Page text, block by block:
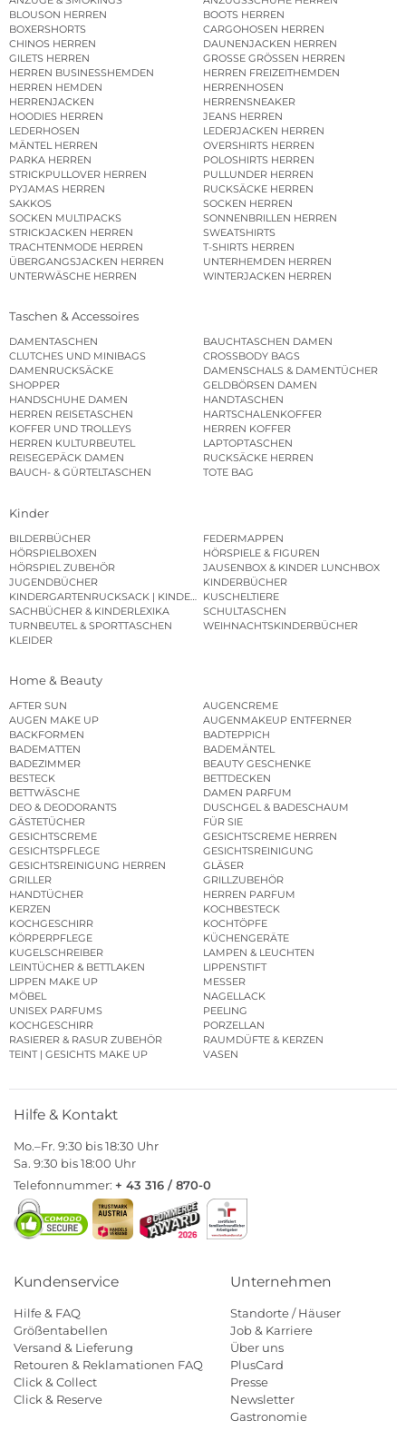
BLOUSON HERREN
BOOTS HERREN
BOXERSHORTS
CARGOHOSEN HERREN
CHINOS HERREN
DAUNENJACKEN HERREN
GILETS HERREN
GROSSE GRÖSSEN HERREN
HERREN BUSINESSHEMDEN
HERREN FREIZEITHEMDEN
HERREN HEMDEN
HERRENHOSEN
HERRENJACKEN
HERRENSNEAKER
HOODIES HERREN
JEANS HERREN
LEDERHOSEN
LEDERJACKEN HERREN
MÄNTEL HERREN
OVERSHIRTS HERREN
PARKA HERREN
POLOSHIRTS HERREN
STRICKPULLOVER HERREN
PULLUNDER HERREN
PYJAMAS HERREN
RUCKSÄCKE HERREN
SAKKOS
SOCKEN HERREN
SOCKEN MULTIPACKS
SONNENBRILLEN HERREN
STRICKJACKEN HERREN
SWEATSHIRTS
TRACHTENMODE HERREN
T-SHIRTS HERREN
ÜBERGANGSJACKEN HERREN
UNTERHEMDEN HERREN
UNTERWÄSCHE HERREN
WINTERJACKEN HERREN
Taschen & Accessoires
DAMENTASCHEN
BAUCHTASCHEN DAMEN
CLUTCHES UND MINIBAGS
CROSSBODY BAGS
DAMENRUCKSÄCKE
DAMENSCHALS & DAMENTÜCHER
SHOPPER
GELDBÖRSEN DAMEN
HANDSCHUHE DAMEN
HANDTASCHEN
HERREN REISETASCHEN
HARTSCHALENKOFFER
KOFFER UND TROLLEYS
HERREN KOFFER
HERREN KULTURBEUTEL
LAPTOPTASCHEN
REISEGEPÄCK DAMEN
RUCKSÄCKE HERREN
BAUCH- & GÜRTELTASCHEN
TOTE BAG
Kinder
BILDERBÜCHER
FEDERMAPPEN
HÖRSPIELBOXEN
HÖRSPIELE & FIGUREN
HÖRSPIEL ZUBEHÖR
JAUSENBOX & KINDER LUNCHBOX
JUGENDBÜCHER
KINDERBÜCHER
KINDERGARTENRUCKSACK | KINDERGARTENBEUTEL
KUSCHELTIERE
SACHBÜCHER & KINDERLEXIKA
SCHULTASCHEN
TURNBEUTEL & SPORTTASCHEN
WEIHNACHTSKINDERBÜCHER
KLEIDER
Home & Beauty
AFTER SUN
AUGENCREME
AUGEN MAKE UP
AUGENMAKEUP ENTFERNER
BACKFORMEN
BADTEPPICH
BADEMATTEN
BADEMÄNTEL
BADEZIMMER
BEAUTY GESCHENKE
BESTECK
BETTDECKEN
BETTWÄSCHE
DAMEN PARFUM
DEO & DEODORANTS
DUSCHGEL & BADESCHAUM
GÄSTETÜCHER
FÜR SIE
GESICHTSCREME
GESICHTSCREME HERREN
GESICHTSPFLEGE
GESICHTSREINIGUNG
GESICHTSREINIGUNG HERREN
GLÄSER
GRILLER
GRILLZUBEHÖR
HANDTÜCHER
HERREN PARFUM
KERZEN
KOCHBESTECK
KOCHGESCHIRR
KOCHTÖPFE
KÖRPERPFLEGE
KÜCHENGERÄTE
KUGELSCHREIBER
LAMPEN & LEUCHTEN
LEINTÜCHER & BETTLAKEN
LIPPENSTIFT
LIPPEN MAKE UP
MESSER
MÖBEL
NAGELLACK
UNISEX PARFUMS
PEELING
KOCHGESCHIRR
PORZELLAN
RASIERER & RASUR ZUBEHÖR
RAUMDÜFTE & KERZEN
TEINT | GESICHTS MAKE UP
VASEN
Hilfe & Kontakt
Mo.–Fr. 9:30 bis 18:30 Uhr
Sa. 9:30 bis 18:00 Uhr
Telefonnummer: + 43 316 / 870-0
Kundenservice
Hilfe & FAQ
Größentabellen
Versand & Lieferung
Retouren & Reklamationen FAQ
Click & Collect
Click & Reserve
Unternehmen
Standorte / Häuser
Job & Karriere
Über uns
PlusCard
Presse
Newsletter
Gastronomie